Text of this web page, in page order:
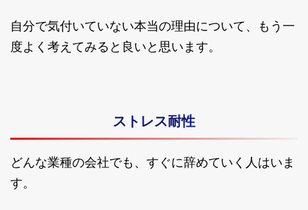
自分で気付いていない本当の理由について、もう一
度よく考えてみると良いと思います。
ストレス耐性
どんな業種の会社でも、すぐに辞めていく人はいま
す。